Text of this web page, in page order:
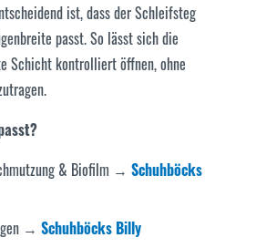
ist, dass der Schleifsteg
passt. So lässt sich die
Schicht kontrolliert öffnen, ohne
& Biofilm →Schuhböcks
→Schuhböcks Billy